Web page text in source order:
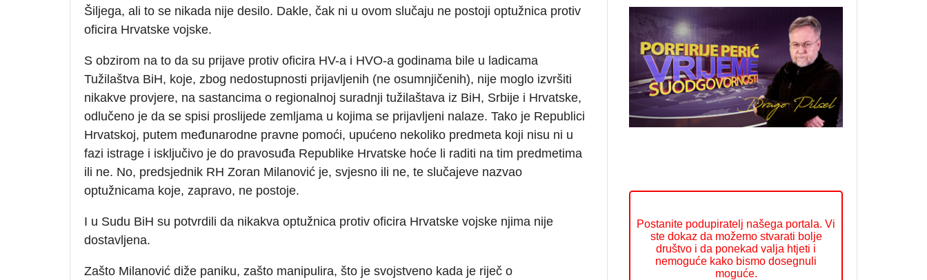
Šiljega, ali to se nikada nije desilo. Dakle, čak ni u ovom slučaju ne postoji optužnica protiv
oficira Hrvatske vojske.
S obzirom na to da su prijave protiv oficira HV-a i HVO-a godinama bile u ladicama
Tužilaštva BiH, koje, zbog nedostupnosti prijavljenih (ne osumnjičenih), nije moglo izvršiti
nikakve provjere, na sastancima o regionalnoj suradnji tužilaštava iz BiH, Srbije i Hrvatske,
odlučeno je da se spisi proslijede zemljama u kojima se prijavljeni nalaze. Tako je Republici
Hrvatskoj, putem međunarodne pravne pomoći, upućeno nekoliko predmeta koji nisu ni u
fazi istrage i isključivo je do pravosuđa Republike Hrvatske hoće li raditi na tim predmetima
ili ne. No, predsjednik RH Zoran Milanović je, svjesno ili ne, te slučajeve nazvao
optužnicama koje, zapravo, ne postoje.
I u Sudu BiH su potvrdili da nikakva optužnica protiv oficira Hrvatske vojske njima nije
dostavljena.
Zašto Milanović diže paniku, zašto manipulira, što je svojstveno kada je riječ o
Postanite podupiratelj našega portala. Vi
ste dokaz da možemo stvarati bolje
društvo i da ponekad valja htjeti i
nemoguće kako bismo dosegnuli
moguće.